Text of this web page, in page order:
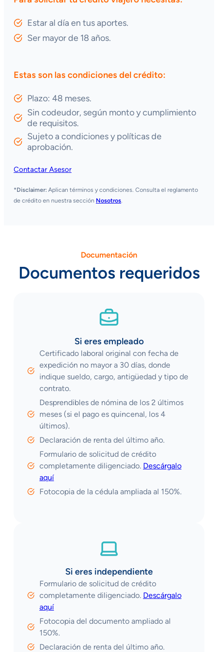
Estar al día en tus aportes.
Ser mayor de 18 años.
Estas son las condiciones del crédito:
Plazo: 48 meses.
Sin codeudor, según monto y cumplimiento
de requisitos.
Sujeto a condiciones y políticas de
aprobación.
Contactar Asesor
*Disclaimer: Aplican términos y condiciones. Consulta el reglamento
de crédito en nuestra sección Nosotros
Documentación
Documentos requeridos
Si eres empleado
Certificado laboral original con fecha de
expedición no mayor a 30 días, donde
indique sueldo, cargo, antigüedad y tipo de
contrato.
Desprendibles de nómina de los 2 últimos
meses (si el pago es quincenal, los 4
últimos).
Declaración de renta del último año.
Formulario de solicitud de crédito
completamente diligenciado. Descárgalo
aquí
Fotocopia de la cédula ampliada al 150%.
Si eres independiente
Formulario de solicitud de crédito
completamente diligenciado. Descárgalo
aquí
Fotocopia del documento ampliado al
150%.
Declaración de renta del último año.